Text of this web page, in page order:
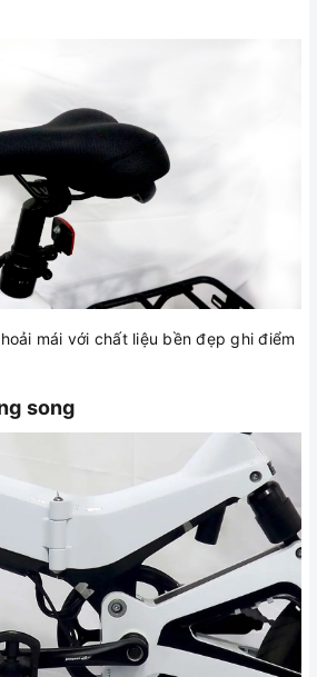
mái với chất liệu bền đẹp ghi điểm
song